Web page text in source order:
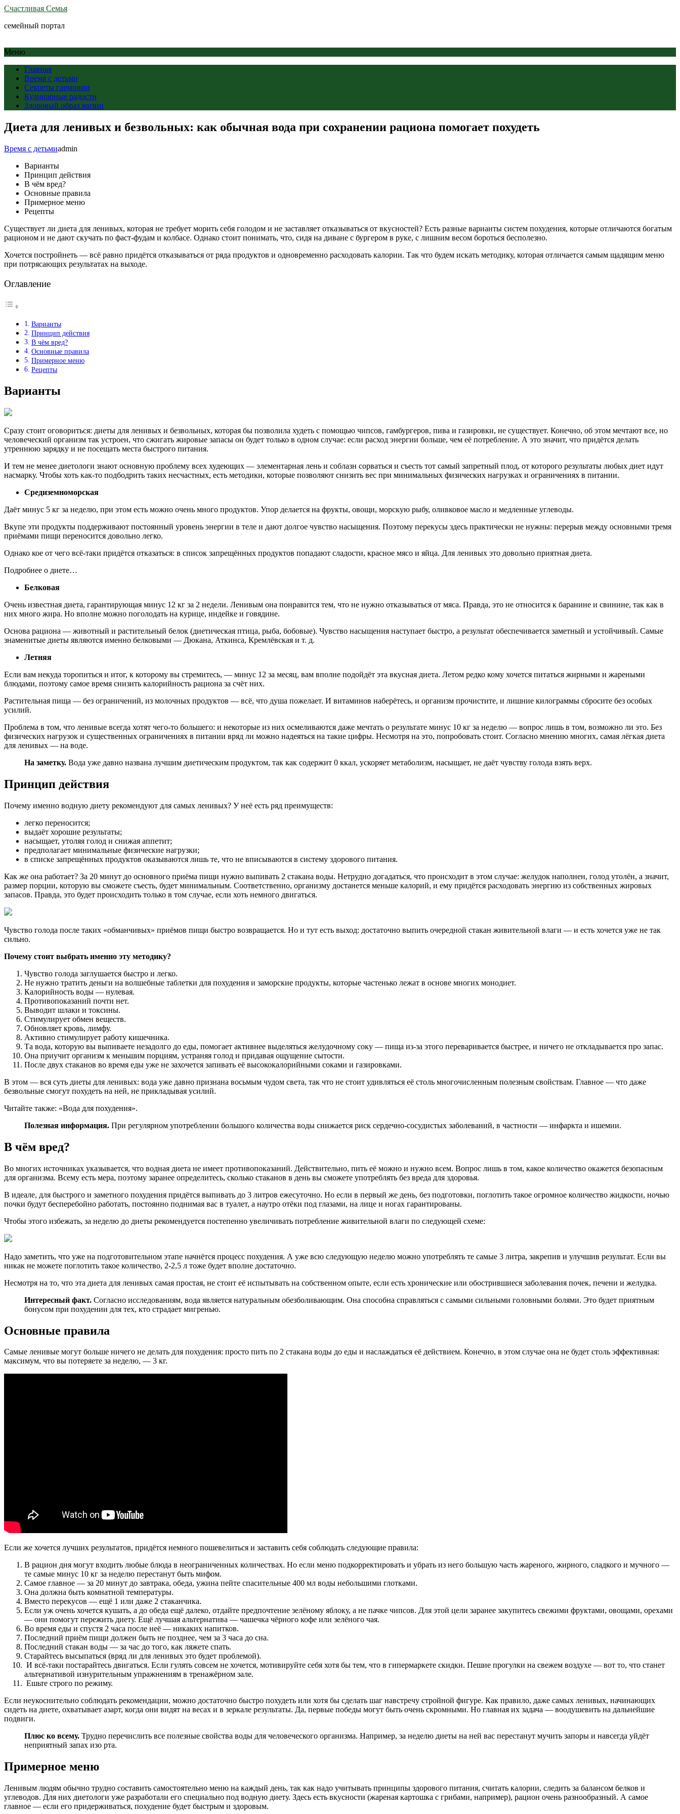
Счастливая Семья
семейный портал
Меню
Главная
Время с детьми
Секреты гармонии
Кулинарные радости
Здоровый образ жизни
Диета для ленивых и безвольных: как обычная вода при сохранении рациона помогает похудеть
Время с детьмиadmin
Варианты
Принцип действия
В чём вред?
Основные правила
Примерное меню
Рецепты
Существует ли диета для ленивых, которая не требует морить себя голодом и не заставляет отказываться от вкусностей? Есть разные варианты систем похудения, которые отличаются богатым
рационом и не дают скучать по фаст-фудам и колбасе. Однако стоит понимать, что, сидя на диване с бургером в руке, с лишним весом бороться бесполезно.
Хочется постройнеть — всё равно придётся отказываться от ряда продуктов и одновременно расходовать калории. Так что будем искать методику, которая отличается самым щадящим меню
при потрясающих результатах на выходе.
Оглавление
Варианты
Принцип действия
В чём вред?
Основные правила
Примерное меню
Рецепты
Варианты
Сразу стоит оговориться: диеты для ленивых и безвольных, которая бы позволила худеть с помощью чипсов, гамбургеров, пива и газировки, не существует. Конечно, об этом мечтают все, но
человеческий организм так устроен, что сжигать жировые запасы он будет только в одном случае: если расход энергии больше, чем её потребление. А это значит, что придётся делать
утреннюю зарядку и не посещать места быстрого питания.
И тем не менее диетологи знают основную проблему всех худеющих — элементарная лень и соблазн сорваться и съесть тот самый запретный плод, от которого результаты любых диет идут
насмарку. Чтобы хоть как-то подбодрить таких несчастных, есть методики, которые позволяют снизить вес при минимальных физических нагрузках и ограничениях в питании.
Средиземноморская
Даёт минус 5 кг за неделю, при этом есть можно очень много продуктов. Упор делается на фрукты, овощи, морскую рыбу, оливковое масло и медленные углеводы.
Вкупе эти продукты поддерживают постоянный уровень энергии в теле и дают долгое чувство насыщения. Поэтому перекусы здесь практически не нужны: перерыв между основными тремя
приёмами пищи переносится довольно легко.
Однако кое от чего всё-таки придётся отказаться: в список запрещённых продуктов попадают сладости, красное мясо и яйца. Для ленивых это довольно приятная диета.
Подробнее о диете…
Белковая
Очень известная диета, гарантирующая минус 12 кг за 2 недели. Ленивым она понравится тем, что не нужно отказываться от мяса. Правда, это не относится к баранине и свинине, так как в
них много жира. Но вполне можно поголодать на курице, индейке и говядине.
Основа рациона — животный и растительный белок (диетическая птица, рыба, бобовые). Чувство насыщения наступает быстро, а результат обеспечивается заметный и устойчивый. Самые
знаменитые диеты являются именно белковыми — Дюкана, Аткинса, Кремлёвская и т. д.
Летняя
Если вам некуда торопиться и итог, к которому вы стремитесь, — минус 12 за месяц, вам вполне подойдёт эта вкусная диета. Летом редко кому хочется питаться жирными и жареными
блюдами, поэтому самое время снизить калорийность рациона за счёт них.
Растительная пища — без ограничений, из молочных продуктов — всё, что душа пожелает. И витаминов наберётесь, и организм прочистите, и лишние килограммы сбросите без особых
усилий.
Проблема в том, что ленивые всегда хотят чего-то большего: и некоторые из них осмеливаются даже мечтать о результате минус 10 кг за неделю — вопрос лишь в том, возможно ли это. Без
физических нагрузок и существенных ограничениях в питании вряд ли можно надеяться на такие цифры. Несмотря на это, попробовать стоит. Согласно мнению многих, самая лёгкая диета
для ленивых — на воде.
На заметку. Вода уже давно названа лучшим диетическим продуктом, так как содержит 0 ккал, ускоряет метаболизм, насыщает, не даёт чувству голода взять верх.
Принцип действия
Почему именно водную диету рекомендуют для самых ленивых? У неё есть ряд преимуществ:
легко переносится;
выдаёт хорошие результаты;
насыщает, утоляя голод и снижая аппетит;
предполагает минимальные физические нагрузки;
в списке запрещённых продуктов оказываются лишь те, что не вписываются в систему здорового питания.
Как же она работает? За 20 минут до основного приёма пищи нужно выпивать 2 стакана воды. Нетрудно догадаться, что происходит в этом случае: желудок наполнен, голод утолён, а значит,
размер порции, которую вы сможете съесть, будет минимальным. Соответственно, организму достанется меньше калорий, и ему придётся расходовать энергию из собственных жировых
запасов. Правда, это будет происходить только в том случае, если хоть немного двигаться.
Чувство голода после таких «обманчивых» приёмов пищи быстро возвращается. Но и тут есть выход: достаточно выпить очередной стакан живительной влаги — и есть хочется уже не так
сильно.
Почему стоит выбрать именно эту методику?
Чувство голода заглушается быстро и легко.
Не нужно тратить деньги на волшебные таблетки для похудения и заморские продукты, которые частенько лежат в основе многих монодиет.
Калорийность воды — нулевая.
Противопоказаний почти нет.
Выводит шлаки и токсины.
Стимулирует обмен веществ.
Обновляет кровь, лимфу.
Активно стимулирует работу кишечника.
Та вода, которую вы выпиваете незадолго до еды, помогает активнее выделяться желудочному соку — пища из-за этого переваривается быстрее, и ничего не откладывается про запас.
Она приучит организм к меньшим порциям, устраняя голод и придавая ощущение сытости.
После двух стаканов во время еды уже не захочется запивать её высококалорийными соками и газировками.
В этом — вся суть диеты для ленивых: вода уже давно признана восьмым чудом света, так что не стоит удивляться её столь многочисленным полезным свойствам. Главное — что даже
безвольные смогут похудеть на ней, не прикладывая усилий.
Читайте также: «Вода для похудения».
Полезная информация. При регулярном употреблении большого количества воды снижается риск сердечно-сосудистых заболеваний, в частности — инфаркта и ишемии.
В чём вред?
Во многих источниках указывается, что водная диета не имеет противопоказаний. Действительно, пить её можно и нужно всем. Вопрос лишь в том, какое количество окажется безопасным
для организма. Всему есть мера, поэтому заранее определитесь, сколько стаканов в день вы сможете употреблять без вреда для здоровья.
В идеале, для быстрого и заметного похудения придётся выпивать до 3 литров ежесуточно. Но если в первый же день, без подготовки, поглотить такое огромное количество жидкости, ночью
почки будут бесперебойно работать, постоянно поднимая вас в туалет, а наутро отёки под глазами, на лице и ногах гарантированы.
Чтобы этого избежать, за неделю до диеты рекомендуется постепенно увеличивать потребление живительной влаги по следующей схеме:
Надо заметить, что уже на подготовительном этапе начнётся процесс похудения. А уже всю следующую неделю можно употреблять те самые 3 литра, закрепив и улучшив результат. Если вы
никак не можете поглотить такое количество, 2-2,5 л тоже будет вполне достаточно.
Несмотря на то, что эта диета для ленивых самая простая, не стоит её испытывать на собственном опыте, если есть хронические или обострившиеся заболевания почек, печени и желудка.
Интересный факт. Согласно исследованиям, вода является натуральным обезболивающим. Она способна справляться с самыми сильными головными болями. Это будет приятным
бонусом при похудении для тех, кто страдает мигренью.
Основные правила
Самые ленивые могут больше ничего не делать для похудения: просто пить по 2 стакана воды до еды и наслаждаться её действием. Конечно, в этом случае она не будет столь эффективная:
максимум, что вы потеряете за неделю, — 3 кг.
Если же хочется лучших результатов, придётся немного пошевелиться и заставить себя соблюдать следующие правила:
В рацион дня могут входить любые блюда в неограниченных количествах. Но если меню подкорректировать и убрать из него большую часть жареного, жирного, сладкого и мучного —
те самые минус 10 кг за неделю перестанут быть мифом.
Самое главное — за 20 минут до завтрака, обеда, ужина пейте спасительные 400 мл воды небольшими глотками.
Она должна быть комнатной температуры.
Вместо перекусов — ещё 1 или даже 2 стаканчика.
Если уж очень хочется кушать, а до обеда ещё далеко, отдайте предпочтение зелёному яблоку, а не пачке чипсов. Для этой цели заранее закупитесь свежими фруктами, овощами, орехами
— они помогут пережить диету. Ещё лучшая альтернатива — чашечка чёрного кофе или зелёного чая.
Во время еды и спустя 2 часа после неё — никаких напитков.
Последний приём пищи должен быть не позднее, чем за 3 часа до сна.
Последний стакан воды — за час до того, как ляжете спать.
Старайтесь высыпаться (вряд ли для ленивых это будет проблемой).
И всё-таки постарайтесь двигаться. Если гулять совсем не хочется, мотивируйте себя хотя бы тем, что в гипермаркете скидки. Пешие прогулки на свежем воздухе — вот то, что станет
альтернативой изнурительным упражнениям в тренажёрном зале.
Ешьте строго по режиму.
Если неукоснительно соблюдать рекомендации, можно достаточно быстро похудеть или хотя бы сделать шаг навстречу стройной фигуре. Как правило, даже самых ленивых, начинающих
сидеть на диете, охватывает азарт, когда они видят на весах и в зеркале результаты. Да, первые победы могут быть очень скромными. Но главная их задача — воодушевить на дальнейшие
подвиги.
Плюс ко всему. Трудно перечислить все полезные свойства воды для человеческого организма. Например, за неделю диеты на ней вас перестанут мучить запоры и навсегда уйдёт
неприятный запах изо рта.
Примерное меню
Ленивым людям обычно трудно составить самостоятельно меню на каждый день, так как надо учитывать принципы здорового питания, считать калории, следить за балансом белков и
углеводов. Для них диетологи уже разработали его специально под водную диету. Здесь есть вкусности (жареная картошка с грибами, например), рацион очень разнообразный. А самое
главное — если его придерживаться, похудение будет быстрым и здоровым.